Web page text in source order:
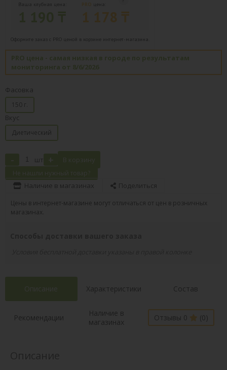
Ваша клубная цена: PRO цена:
1 178 ₸
Оформите заказ с PRO ценой в корзине интернет-магазина.
PRO цена - самая низкая в городе по результатам
мониторинга от 8/6/2026
Фасовка
150 г.
Вкус
Диетический
- шт + В корзину
Не нашли нужный товар?
Наличие в магазинах Поделиться
Цены в интернет-магазине могут отличаться от цен в розничных
магазинах.
Описание Характеристики Состав
Рекомендации
Наличие в
магазинах
Отзывы 0 (0)